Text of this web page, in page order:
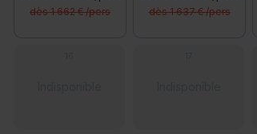
dès 1 662 € /pers dès 1 637 € /pers